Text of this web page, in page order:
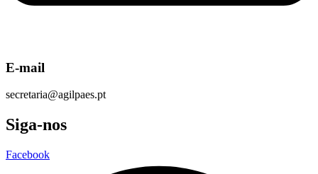
E-mail
secretaria@agilpaes.pt
Siga-nos
Facebook